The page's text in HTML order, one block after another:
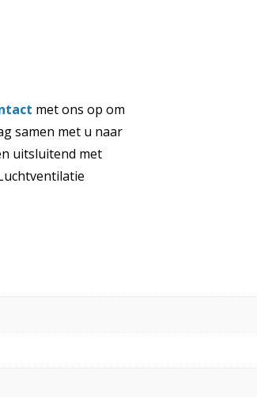
met ons op om
samen met u naar
uitsluitend met